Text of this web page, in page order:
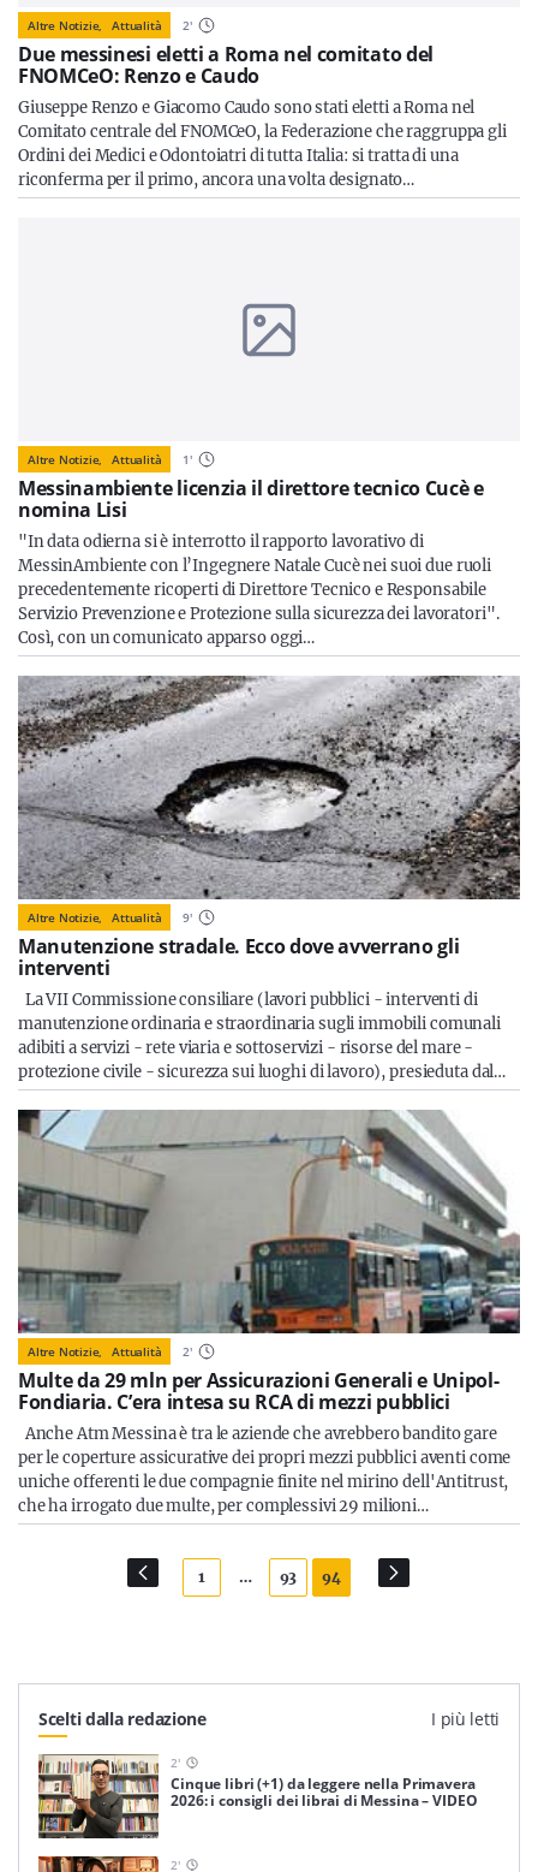
Altre Notizie, Attualità 2'
Due messinesi eletti a Roma nel comitato del
FNOMCeO: Renzo e Caudo
Giuseppe Renzo e Giacomo Caudo sono stati eletti a Roma nel
Comitato centrale del FNOMCeO, la Federazione che raggruppa gli
Ordini dei Medici e Odontoiatri di tutta Italia: si tratta di una
riconferma per il primo, ancora una volta designato…
Altre Notizie, Attualità 1'
Messinambiente licenzia il direttore tecnico Cucè e
nomina Lisi
"In data odierna si è interrotto il rapporto lavorativo di
MessinAmbiente con l’Ingegnere Natale Cucè nei suoi due ruoli
precedentemente ricoperti di Direttore Tecnico e Responsabile
Servizio Prevenzione e Protezione sulla sicurezza dei lavoratori".
Così, con un comunicato apparso oggi…
Altre Notizie, Attualità 9'
Manutenzione stradale. Ecco dove avverrano gli
interventi
La VII Commissione consiliare (lavori pubblici - interventi di
manutenzione ordinaria e straordinaria sugli immobili comunali
adibiti a servizi - rete viaria e sottoservizi - risorse del mare -
protezione civile - sicurezza sui luoghi di lavoro), presieduta dal…
Altre Notizie, Attualità 2'
Multe da 29 mln per Assicurazioni Generali e Unipol-
Fondiaria. C’era intesa su RCA di mezzi pubblici
Anche Atm Messina è tra le aziende che avrebbero bandito gare
per le coperture assicurative dei propri mezzi pubblici aventi come
uniche offerenti le due compagnie finite nel mirino dell'Antitrust,
che ha irrogato due multe, per complessivi 29 milioni…
1 … 93 94
Scelti dalla redazione I più letti
2'
Cinque libri (+1) da leggere nella Primavera
2026: i consigli dei librai di Messina – VIDEO
2'